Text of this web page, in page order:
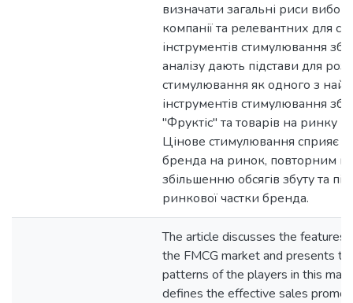
визначати загальні риси
компанії та релевантних для
інструментів стимулювання
аналізу дають підстави для
стимулювання як одного з
інструментів стимулювання
"Фруктіс" та товарів на ринку
Цінове стимулювання сприяє
бренда на ринок, повторним
збільшенню обсягів збуту та
ринкової частки бренда.
The article discusses the features
the FMCG market and presents
patterns of the players in this
defines the effective sales